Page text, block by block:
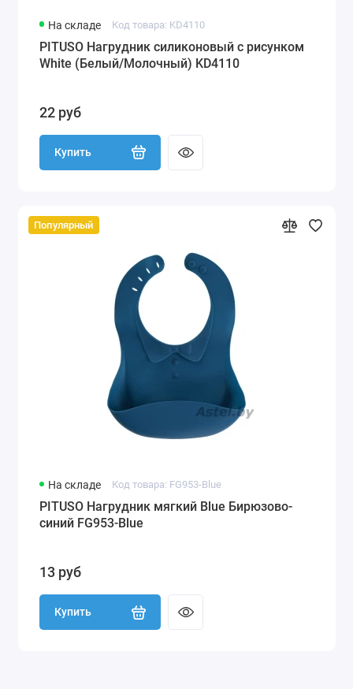
На складе Код товара: KD4110
PITUSO Нагрудник силиконовый с рисунком
White (Белый/Молочный) KD4110
22 руб
Купить
Популярный
На складе Код товара: FG953-Blue
PITUSO Нагрудник мягкий Blue Бирюзово-
синий FG953-Blue
13 руб
Купить